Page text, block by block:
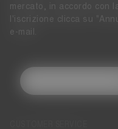
mercato, in accordo con
l'iscrizione clicca su
e-mail.